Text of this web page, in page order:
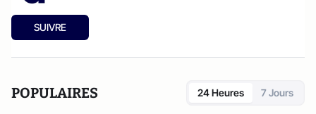
SUIVRE
POPULAIRES 24 Heures 7 Jours